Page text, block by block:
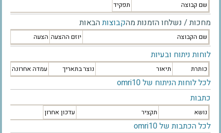
שם קבוצה תפקיד
מחכות / נשלחו הזמנות מהקבוצותהבאות
שם הקבוצה יוזם ההצעה הצעה
לוחות ניתוח ובעיות
כותרת תיאור נוצר בתאריך עמדה אחרונה
לכל לוחות הניתוח של omri10
כתבות
נושא תקציר עדכון אחרון
לכל הכתבות של omri10